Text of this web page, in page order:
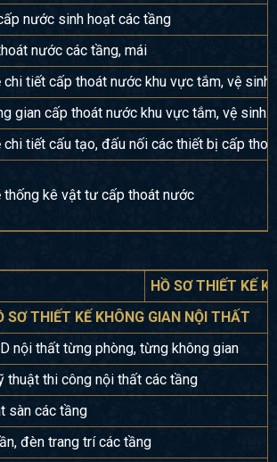
nước sinh hoạt các tầng
nước các tầng, mái
chi tiết cấp thoát nước khu vực tắm, vệ
gian cấp thoát nước khu vực tắm, vệ sinh…
chi tiết cấu tạo, đấu nối các thiết bị cấp
thống kê vật tư cấp thoát nước
HỒ SƠ THIẾT KẾ
SƠ THIẾT KẾ KHÔNG GIAN NỘI THẤT
nội thất từng phòng, từng không gian
thuật thi công nội thất các tầng
sàn các tầng
đèn trang trí các tầng